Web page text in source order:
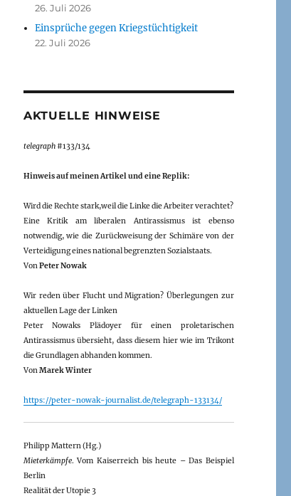
26. Juli 2026
Einsprüche gegen Kriegstüchtigkeit
22. Juli 2026
AKTUELLE HINWEISE
telegraph#133/134
Hinweis auf meinen Artikel und eine Replik:
Wird die Rechte stark,weil die Linke die Arbeiter verachtet?
Eine Kritik am liberalen Antirassismus ist ebenso
notwendig, wie die Zurückweisung der Schimäre von der
Verteidigung eines national begrenzten Sozialstaats.
VonPeter Nowak
Wir reden über Flucht und Migration? Überlegungen zur
aktuellen Lage der Linken
Peter Nowaks Plädoyer für einen proletarischen
Antirassismus übersieht, dass diesem hier wie im Trikont
die Grundlagen abhanden kommen.
VonMarek Winter
https://peter-nowak-journalist.de/telegraph-133134/
Philipp Mattern (Hg.)
Mieterkämpfe. Vom Kaiserreich bis heute – Das Beispiel
Berlin
Realität der Utopie 3